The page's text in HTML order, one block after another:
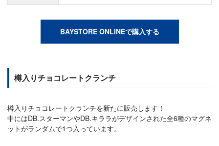
BAYSTORE ONLINEで購入する
樽入りチョコレートクランチ
樽入りチョコレートクランチを新たに販売します！
中にはDB.スターマンやDB.キララがデザインされた全6種のマグネ
ットがランダムで1つ入っています。